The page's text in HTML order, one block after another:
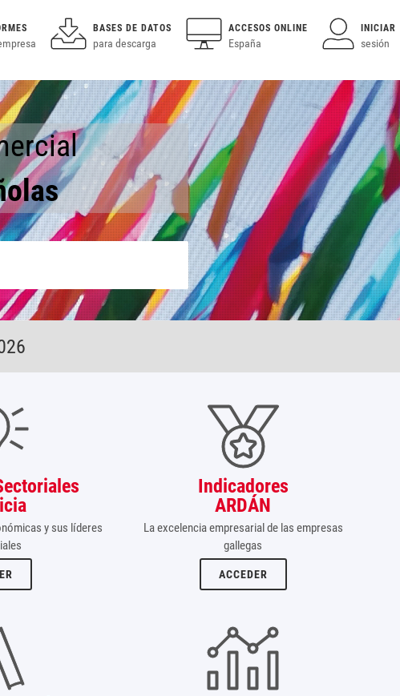
BASES DE DATOS
para descarga
ACCESOS ONLINE
España
INICIAR
sesión
y sus líderes
Indicadores
ARDÁN
La excelencia empresarial de las empresas
gallegas
ACCEDER